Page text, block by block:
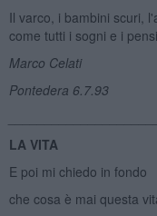
Il varco, i bambini scuri,
come tutti i sogni e i
Marco Celati
Pontedera 6.7.93
LA VITA
E poi mi chiedo in fondo
che cosa è mai questa